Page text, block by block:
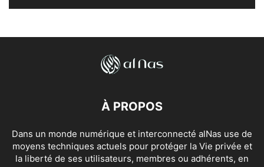
À PROPOS
Dans un monde numérique et interconnecté alNas use de
moyens techniques actuels pour protéger la Vie privée et
la liberté de ses utilisateurs, membres ou adhérents, en